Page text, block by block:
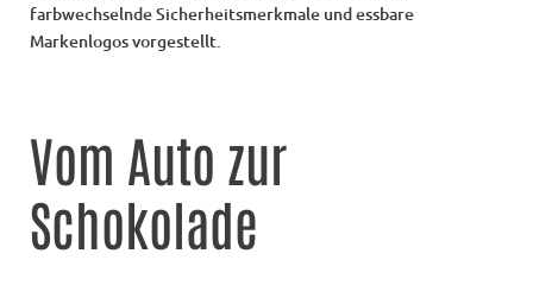
farbwechselnde Sicherheitsmerkmale und essbare
Markenlogos vorgestellt.
Vom Auto zur
Schokolade